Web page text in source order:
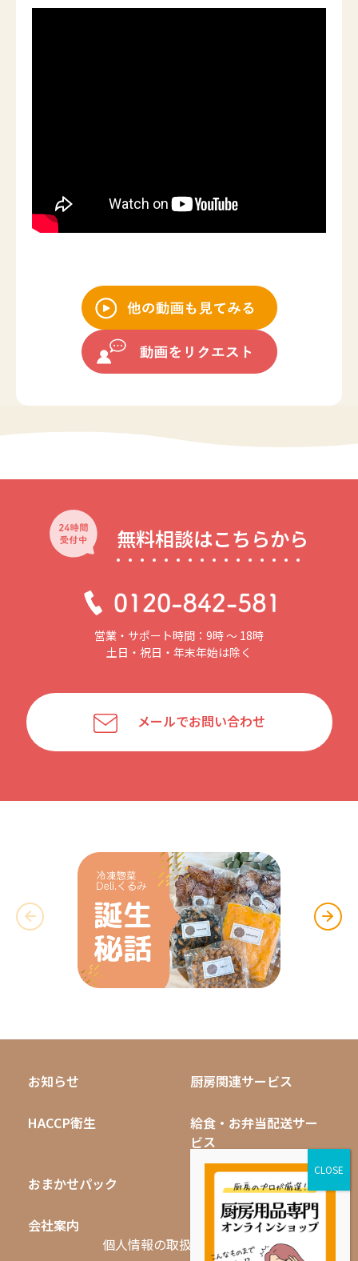
無料相談はこちらから
営業・サポート時間：9時 〜 18時
土日・祝日・年末年始は除く
メールでお問い合わせ
お知らせ 厨房関連サービス
HACCP衛生
給食・お弁当配送サー
ビス
おまかせパック 無料キャンペーン
会社案内
採用情報
個人情報の取扱いについて